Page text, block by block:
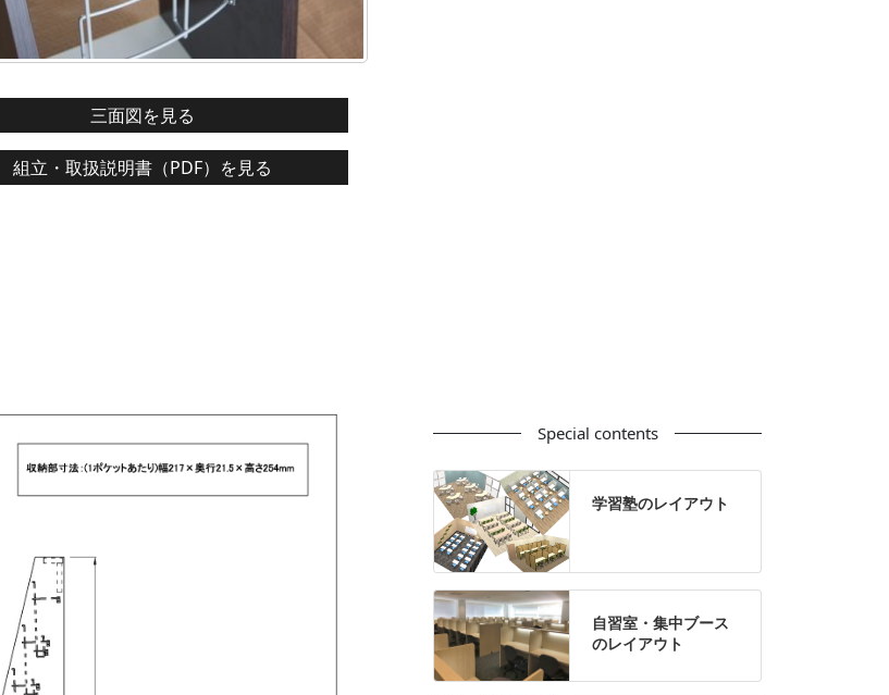
三面図を見る
組立・取扱説明書（PDF）を見る
Special contents
学習塾のレイアウト
自習室・集中ブース
のレイアウト